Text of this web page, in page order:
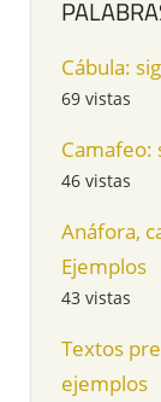
Cábula:
69 vistas
Camafeo:
46 vistas
Anáfora,
Ejemplos
43 vistas
Textos
ejemplos